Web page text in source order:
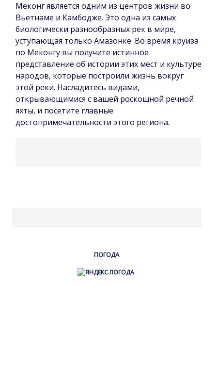
Меконг является одним из центров жизни во
Вьетнаме и Камбодже. Это одна из самых
биологически разнообразных рек в мире,
уступающая только Амазонке. Во время круиза
по Меконгу вы получите истинное
представление об истории этих мест и культуре
народов, которые построили жизнь вокруг
этой реки. Насладитесь видами,
открывающимися с вашей роскошной речной
яхты, и посетите главные
достопримечательности этого региона.
ПОГОДА